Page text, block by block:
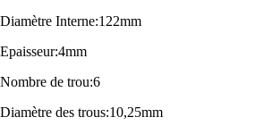
Diamètre Interne:122mm
Epaisseur:4mm
Nombre de trou:6
Diamètre des trous:10,25mm